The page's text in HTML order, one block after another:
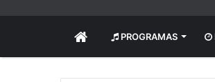
INÍCIO PROGRAMAS